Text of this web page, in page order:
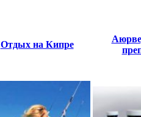
Отдых на Кипре